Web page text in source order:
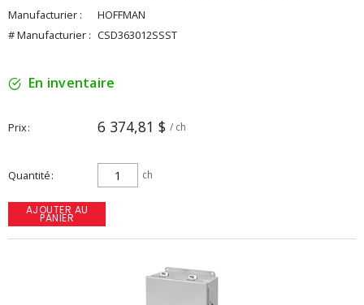
Manufacturier :
HOFFMAN
# Manufacturier : CSD363012SSST
En inventaire
Prix 6 374,81 $ / ch
Quantité ch
AJOUTER AU
PANIER